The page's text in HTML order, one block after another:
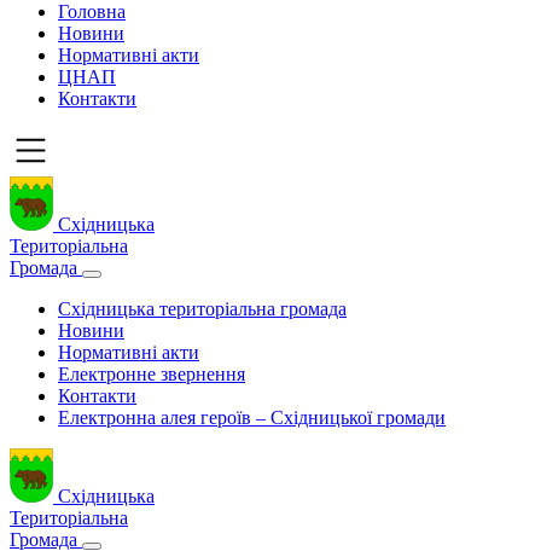
Головна
Новини
Нормативні акти
ЦНАП
Контакти
Східницька
Територіальна
Громада
Східницька територіальна громада
Новини
Нормативні акти
Електронне звернення
Контакти
Електронна алея героїв – Східницької громади
Східницька
Територіальна
Громада